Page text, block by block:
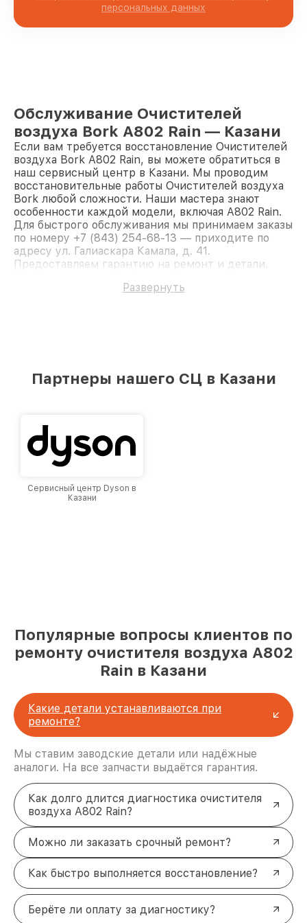
персональных данных
Обслуживание Очистителей
воздуха Bork A802 Rain — Казани
Если вам требуется восстановление Очистителей
воздуха Bork A802 Rain, вы можете обратиться в
наш сервисный центр в Казани. Мы проводим
восстановительные работы Очистителей воздуха
Bork любой сложности. Наши мастера знают
особенности каждой модели, включая A802 Rain.
Для быстрого обслуживания мы принимаем заказы
по номеру +7 (843) 254-68-13 — приходите по
адресу ул. Галиаскара Камала, д. 41.
Предоставляем гарантию на ремонт и детали.
Развернуть
Партнеры нашего СЦ в Казани
Сервисный центр Dyson в
Казани
Популярные вопросы клиентов по
ремонту очистителя воздуха A802
Rain в Казани
Какие детали устанавливаются при
ремонте?
Мы ставим заводские детали или надёжные
аналоги. На все запчасти выдаётся гарантия.
Как долго длится диагностика очистителя
воздуха A802 Rain?
Можно ли заказать срочный ремонт?
Как быстро выполняется восстановление?
Берёте ли оплату за диагностику?